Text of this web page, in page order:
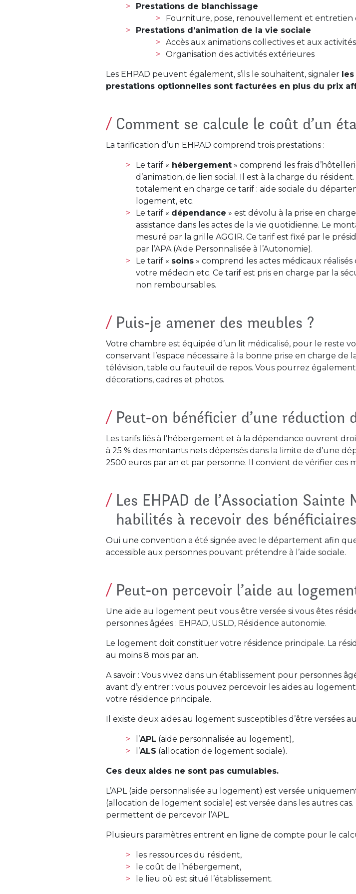
Prestations de blanchissage
Fourniture, pose, renouvellement et
Prestations d’animation de la vie sociale
Accès aux animations collectives et aux
Organisation des activités extérieures
Les EHPAD peuvent également, s’ils le souhaitent, signaler
prestations optionnelles sont facturées en plus du prix
Comment se calcule le coût d’un
La tarification d’un EHPAD comprend trois prestations :
Le tarif « hébergement» comprend les frais
d’animation, de lien social. Il est à la charge du
totalement en charge ce tarif : aide sociale du
logement, etc.
Le tarif « dépendance » est dévolu à la prise en
assistance dans les actes de la vie quotidienne. Le
mesuré par la grille AGGIR. Ce tarif est fixé par le
par l’APA (Aide Personnalisée à l’Autonomie).
Le tarif « soins» comprend les actes médicaux réalisés
votre médecin etc. Ce tarif est pris en charge par la
non remboursables.
Puis-je amener des meubles ?
Votre chambre est équipée d’un lit médicalisé, pour le reste
conservant l’espace nécessaire à la bonne prise en charge
télévision, table ou fauteuil de repos. Vous pourrez
décorations, cadres et photos.
Peut-on bénéficier d’une réduction
Les tarifs liés à l’hébergement et à la dépendance ouvrent
à 25 % des montants nets dépensés dans la limite de d’une
2500 euros par an et par personne. Il convient de vérifier ces
Les EHPAD de l’Association
habilités à recevoir des
Oui une convention a été signée avec le département afin
accessible aux personnes pouvant prétendre à l’aide sociale.
Peut-on percevoir l’aide au
Une aide au logement peut vous être versée si vous êtes
personnes âgées : EHPAD, USLD, Résidence autonomie.
Le logement doit constituer votre résidence principale. La
au moins 8 mois par an.
A savoir : Vous vivez dans un établissement pour personnes
avant d’y entrer : vous pouvez percevoir les aides au
votre résidence principale.
Il existe deux aides au logement susceptibles d’être versées
l’APL (aide personnalisée au logement),
l’ALS (allocation de logement sociale).
Ces deux aides ne sont pas cumulables.
L’APL (aide personnalisée au logement) est versée
(allocation de logement sociale) est versée dans les autres
permettent de percevoir l’APL.
Plusieurs paramètres entrent en ligne de compte pour le
les ressources du résident,
le coût de l’hébergement,
le lieu où est situé l’établissement.